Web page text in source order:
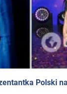
Polski